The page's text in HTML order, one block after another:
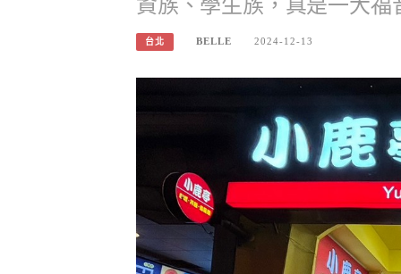
資族、學生族，真是一大福
台北 BELLE 2024-12-13